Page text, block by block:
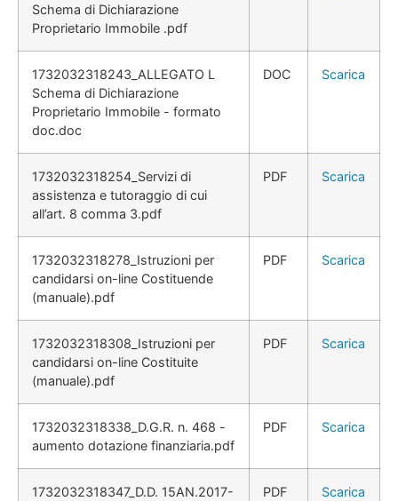
Schema di Dichiarazione
Proprietario Immobile .pdf
1732032318243_ALLEGATO L
Schema di Dichiarazione
Proprietario Immobile - formato
doc.doc
DOC Scarica
1732032318254_Servizi di
assistenza e tutoraggio di cui
all’art. 8 comma 3.pdf
PDF Scarica
1732032318278_Istruzioni per
candidarsi on-line Costituende
(manuale).pdf
PDF Scarica
1732032318308_Istruzioni per
candidarsi on-line Costituite
(manuale).pdf
PDF Scarica
1732032318338_D.G.R. n. 468 -
aumento dotazione finanziaria.pdf
PDF Scarica
1732032318347_D.D. 15AN.2017-
PDF Scarica